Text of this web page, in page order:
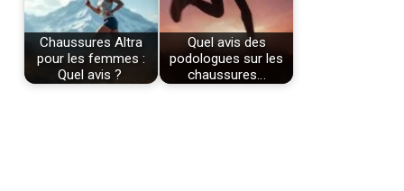
Chaussures Altra
pour les femmes :
Quel avis ?
Quel avis des
podologues sur les
chaussures…